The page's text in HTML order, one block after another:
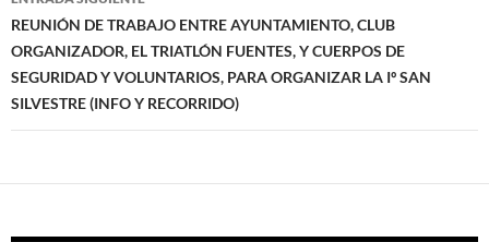
REUNIÓN DE TRABAJO ENTRE AYUNTAMIENTO, CLUB
ORGANIZADOR, EL TRIATLÓN FUENTES, Y CUERPOS DE
SEGURIDAD Y VOLUNTARIOS, PARA ORGANIZAR LA Iº SAN
SILVESTRE (INFO Y RECORRIDO)